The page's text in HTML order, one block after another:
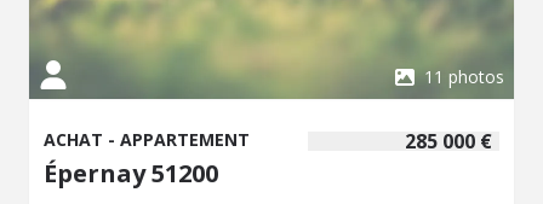
11 photos
285 000 €
ACHAT - APPARTEMENT
Épernay 51200